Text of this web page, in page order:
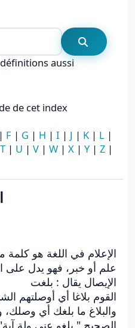
Rechercher
aussi
de cet index
| F | G | H | I | J | K | L |
T | U | V | W | X | Y| Z |
ا
الإعلام في اللغة هو
علم أو خبر، فهو يدل على
الإيصال يقال : بلغت
والبلاغ ما بلغك أي
الصحيح " بلغو عني ولة